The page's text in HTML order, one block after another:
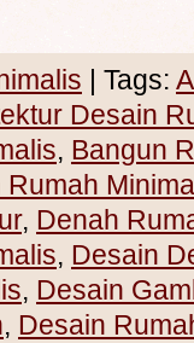
| Tags:
Desain
, Bangun
, Denah
, Desain
, Desain
, Desain